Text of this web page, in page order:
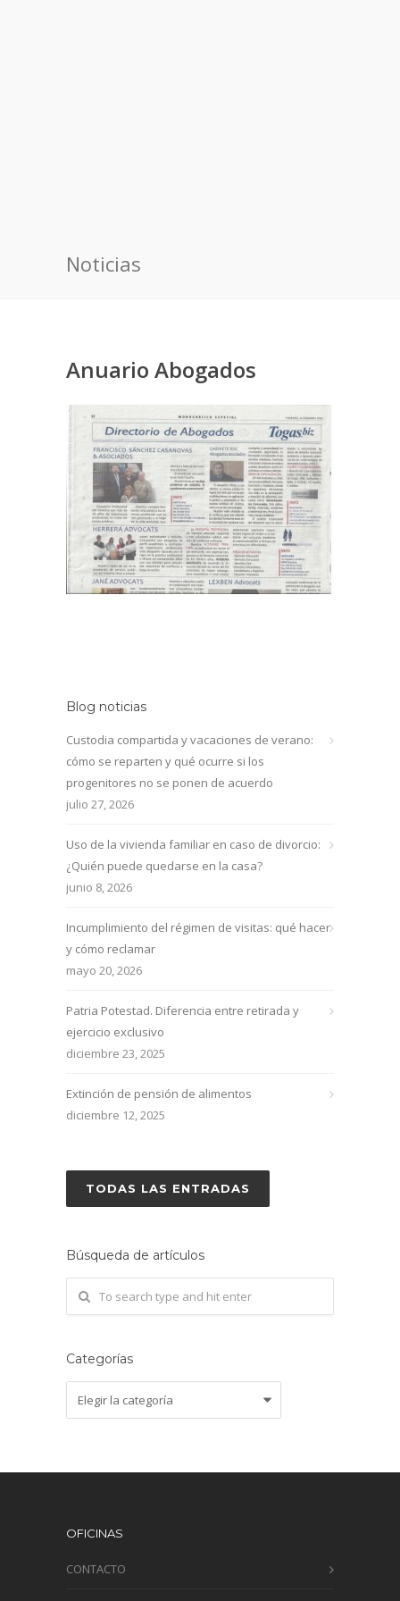
Noticias
Anuario Abogados
Blog noticias
Custodia compartida y vacaciones de verano:
cómo se reparten y qué ocurre si los
progenitores no se ponen de acuerdo
julio 27, 2026
Uso de la vivienda familiar en caso de divorcio:
¿Quién puede quedarse en la casa?
junio 8, 2026
Incumplimiento del régimen de visitas: qué hacer
y cómo reclamar
mayo 20, 2026
Patria Potestad. Diferencia entre retirada y
ejercicio exclusivo
diciembre 23, 2025
Extinción de pensión de alimentos
diciembre 12, 2025
TODAS LAS ENTRADAS
Búsqueda de artículos
Categorías
OFICINAS
CONTACTO